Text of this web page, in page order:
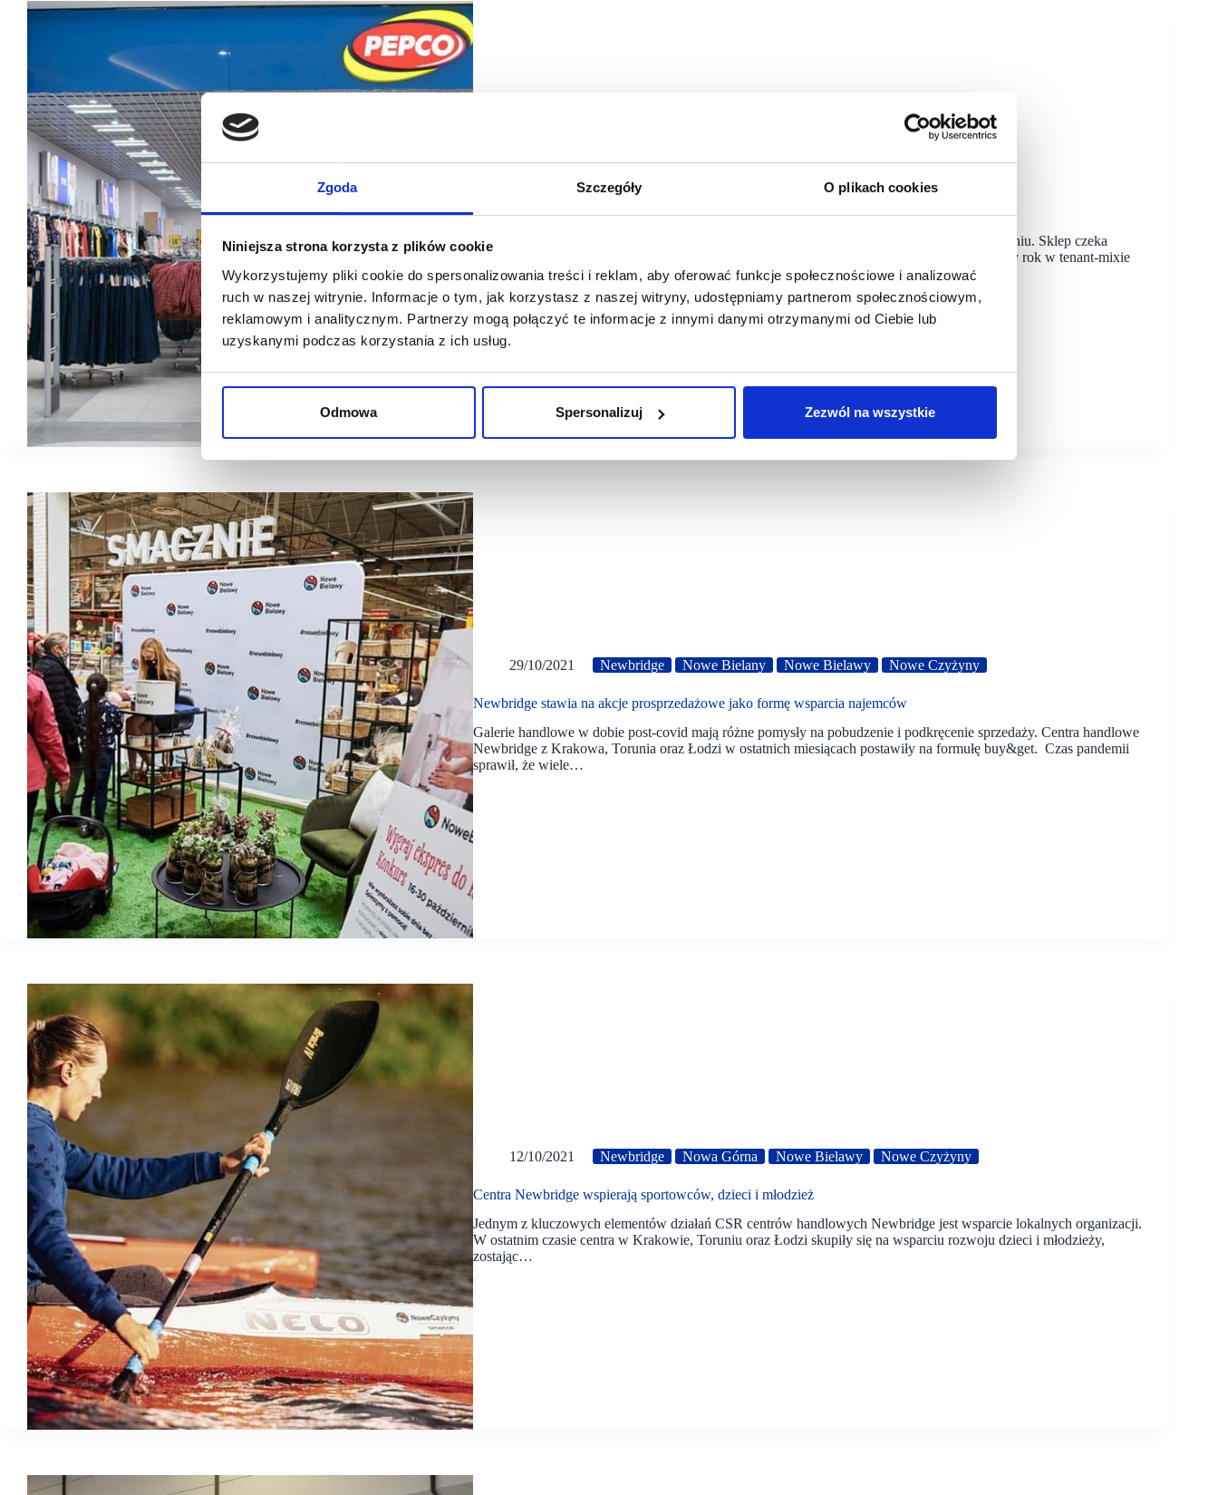
Zgoda Szczegóły O plikach cookies
Niniejsza strona korzysta z plików cookie
Wykorzystujemy pliki cookie do spersonalizowania treści i reklam, aby oferować funkcje społecznościowe i analizować
ruch w naszej witrynie. Informacje o tym, jak korzystasz z naszej witryny, udostępniamy partnerom społecznościowym,
reklamowym i analitycznym. Partnerzy mogą połączyć te informacje z innymi danymi otrzymanymi od Ciebie lub
uzyskanymi podczas korzystania z ich usług.
Odmowa Spersonalizuj Zezwól na wszystkie
Wkrótce większe Pepco w Nowych Bielawach
Pepco zdecydowało się powiększyć swój lokal w centrum handlowym Nowe Bielawy w Toruniu. Sklep czeka
również remodeling. Będzie to jedna z największych metamorfoz z zapowiadanych na przyszły rok w tenant-mixie
toruńskiego centrum…
29/10/2021 Newbridge Nowe Bielany Nowe Bielawy Nowe Czyżyny
Newbridge stawia na akcje prosprzedażowe jako formę wsparcia najemców
Galerie handlowe w dobie post-covid mają różne pomysły na pobudzenie i podkręcenie sprzedaży. Centra handlowe
Newbridge z Krakowa, Torunia oraz Łodzi w ostatnich miesiącach postawiły na formułę buy&get. Czas pandemii
sprawił, że wiele…
12/10/2021 Newbridge Nowa Górna Nowe Bielawy Nowe Czyżyny
Centra Newbridge wspierają sportowców, dzieci i młodzież
Jednym z kluczowych elementów działań CSR centrów handlowych Newbridge jest wsparcie lokalnych organizacji.
W ostatnim czasie centra w Krakowie, Toruniu oraz Łodzi skupiły się na wsparciu rozwoju dzieci i młodzieży,
zostając…